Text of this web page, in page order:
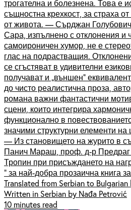
трогателна и болезнена. Това е
същностна крехкост, за страха
от живота. — Сърджан
Сара, изпълнено с отклонения и
самоироничен хумор, не е
глас на подрастващия.
се сгъстяват в удивителни
получават и „външен“
до чисто реалистична проза,
романа важни фантастични
сцени, които интегрира
функционално в
значими структурни елементи
— Из становището на журито в
Панич Мараш, проф. д-р Предраг
Тропин при присъждането на
" за най-добра прозаична книга
Translated from Serbian to
Written in Serbian by Nađa Petrović
10 minutes read